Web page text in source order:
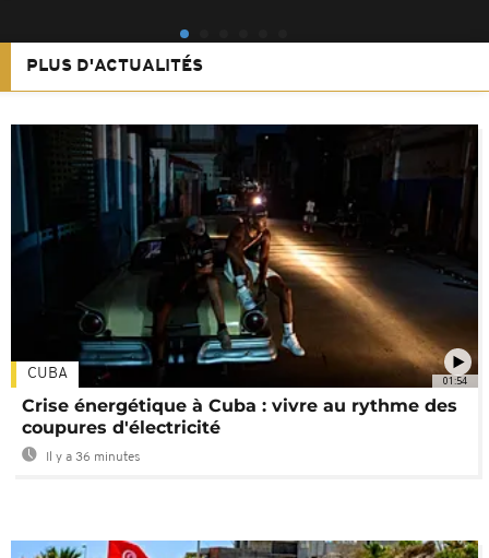
PLUS D'ACTUALITÉS
01:54
CUBA
Crise énergétique à Cuba : vivre au rythme des
coupures d'électricité
Il y a 36 minutes